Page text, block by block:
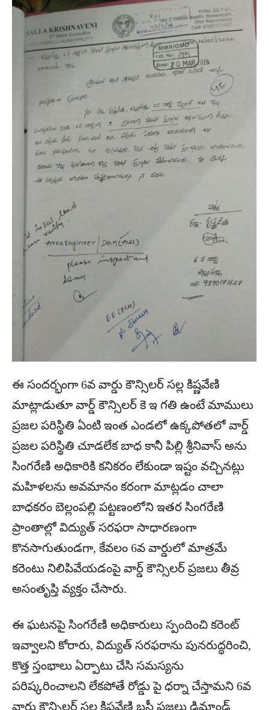
ఈ సందర్భంగా 6వ వార్డు కౌన్సిలర్ సల్ల కిష్ణవేణి
మాట్లాడుతూ వార్డ్ కౌన్సిలర్ కె ఇ గతి ఉంటే మాములు
ప్రజల పరిస్థితి ఏంటి ఇంత ఎండలో ఉక్కపోతలో వార్డ్
ప్రజల పరిస్థితి చూడలేక బాధ కానీ పిల్లి శ్రీనివాస్ అను
సింగరేణి అధికారికి కనికరం లేకుండా ఇష్టం వచ్చినట్లు
మహిళలను అవమానం కరంగా మాట్లడం చాలా
బాధకరం బెల్లంపల్లి పట్టణంలోని ఇతర సింగరేణి
ప్రాంతాల్లో విద్యుత్ సరఫరా సాధారణంగా
కొనసాగుతుండగా, కేవలం 6వ వార్డులో మాత్రమే
కరెంటు నిలిపివేయడంపై వార్డ్ కౌన్సిలర్ ప్రజలు తీవ్ర
అసంతృప్తి వ్యక్తం చేసారు.
ఈ ఘటనపై సింగరేణి అధికారులు స్పందించి కరెంట్
ఇవ్వాలని కోరారు, విద్యుత్ సరఫరాను పునరుద్ధరించి,
కొత్త స్తంభాలు ఏర్పాటు చేసి సమస్యను
పరిష్కరించాలని లేకపోతే రోడ్డు పై ధర్నా చేస్తామని 6వ
వార్డు కౌన్సిలర్ సల్ల కిష్ణవేణి బస్తీ ప్రజలు డిమాండ్